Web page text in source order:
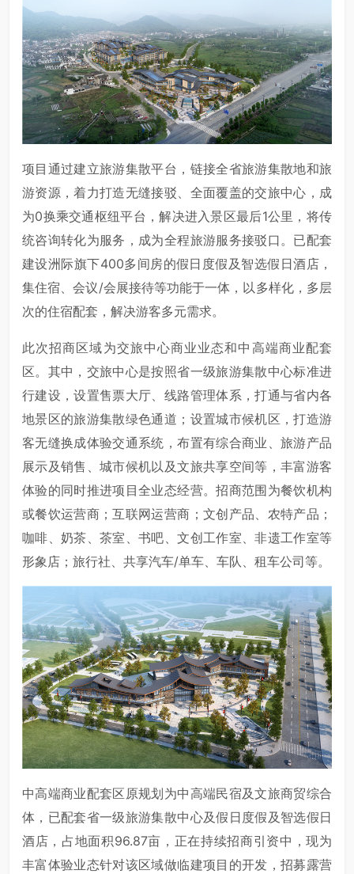
项目通过建立旅游集散平台，链接全省旅游集散地和旅
游资源，着力打造无缝接驳、全面覆盖的交旅中心，成
为0换乘交通枢纽平台，解决进入景区最后1公里，将传
统咨询转化为服务，成为全程旅游服务接驳口。已配套
建设洲际旗下400多间房的假日度假及智选假日酒店，
集住宿、会议/会展接待等功能于一体，以多样化，多层
次的住宿配套，解决游客多元需求。
此次招商区域为交旅中心商业业态和中高端商业配套
区。其中，交旅中心是按照省一级旅游集散中心标准进
行建设，设置售票大厅、线路管理体系，打通与省内各
地景区的旅游集散绿色通道；设置城市候机区，打造游
客无缝换成体验交通系统，布置有综合商业、旅游产品
展示及销售、城市候机以及文旅共享空间等，丰富游客
体验的同时推进项目全业态经营。招商范围为餐饮机构
或餐饮运营商；互联网运营商；文创产品、农特产品；
咖啡、奶茶、茶室、书吧、文创工作室、非遗工作室等
形象店；旅行社、共享汽车/单车、车队、租车公司等。
中高端商业配套区原规划为中高端民宿及文旅商贸综合
体，已配套省一级旅游集散中心及假日度假及智选假日
酒店，占地面积96.87亩，正在持续招商引资中，现为
丰富体验业态针对该区域做临建项目的开发，招募露营